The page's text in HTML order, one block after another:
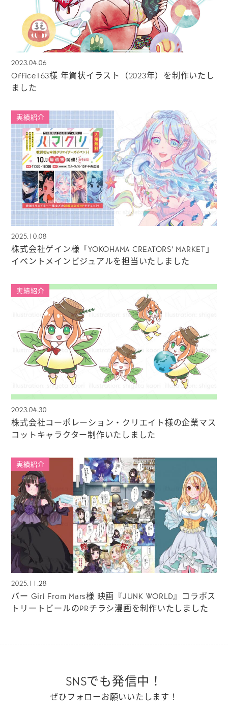
2023.04.06
Office163様 年賀状イラスト（2023年）を制作いたし
ました
実績紹介
2025.10.08
株式会社ゲイン様「YOKOHAMA CREATORS’ MARKET」
イベントメインビジュアルを担当いたしました
実績紹介
2023.04.30
株式会社コーポレーション・クリエイト様の企業マス
コットキャラクター制作いたしました
実績紹介
2025.11.28
バー Girl From Mars様 映画『JUNK WORLD』コラボス
トリートビールのPRチラシ漫画を制作いたしました
SNSでも発信中！
ぜひフォローお願いいたします！